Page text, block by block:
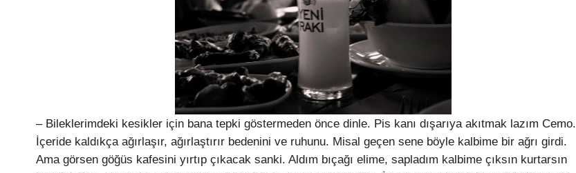
– Bileklerimdeki kesikler için bana tepki göstermeden önce dinle. Pis kanı dışarıya akıtmak lazım Cemo.
İçeride kaldıkça ağırlaşır, ağırlaştırır bedenini ve ruhunu. Misal geçen sene böyle kalbime bir ağrı girdi.
Ama görsen göğüs kafesini yırtıp çıkacak sanki. Aldım bıçağı elime, sapladım kalbime çıksın kurtarsın